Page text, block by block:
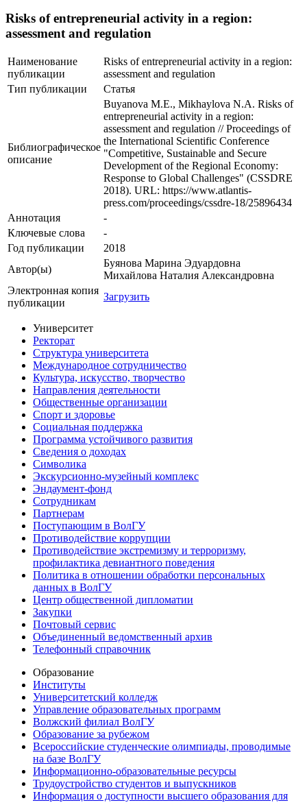
Risks of entrepreneurial activity in a region:
assessment and regulation
Наименование
публикации
Risks of entrepreneurial activity in a region:
assessment and regulation
Тип публикации
Статья
Библиографическое
описание
Buyanova M.E., Mikhaylova N.A. Risks of
entrepreneurial activity in a region:
assessment and regulation // Proceedings of
the International Scientific Conference
"Competitive, Sustainable and Secure
Development of the Regional Economy:
Response to Global Challenges" (CSSDRE
2018). URL: https://www.atlantis-
press.com/proceedings/cssdre-18/25896434
Аннотация
-
Ключевые cлова
-
Год публикации
2018
Автор(ы)
Буянова Марина Эдуардовна
Михайлова Наталия Александровна
Электронная копия
публикации
Загрузить
Университет
Ректорат
Структура университета
Международное сотрудничество
Культура, искусство, творчество
Направления деятельности
Общественные организации
Спорт и здоровье
Социальная поддержка
Программа устойчивого развития
Сведения о доходах
Символика
Экскурсионно-музейный комплекс
Эндаумент-фонд
Сотрудникам
Партнерам
Поступающим в ВолГУ
Противодействие коррупции
Противодействие экстремизму и терроризму,
профилактика девиантного поведения
Политика в отношении обработки персональных
данных в ВолГУ
Центр общественной дипломатии
Закупки
Почтовый сервис
Объединенный ведомственный архив
Телефонный справочник
Образование
Институты
Университетский колледж
Управление образовательных программ
Волжский филиал ВолГУ
Образование за рубежом
Всероссийские студенческие олимпиады, проводимые
на базе ВолГУ
Информационно-образовательные ресурсы
Трудоустройство студентов и выпускников
Информация о доступности высшего образования для